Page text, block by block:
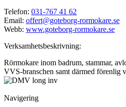
Telefon: 031-767 41 62
Email: offert@goteborg-rormokare.se
Webb: www.goteborg-rormokare.se
Verksamhetsbeskrivning:
Rörmokare inom badrum, stammar,
VVS-branschen samt därmed förenlig
Navigering